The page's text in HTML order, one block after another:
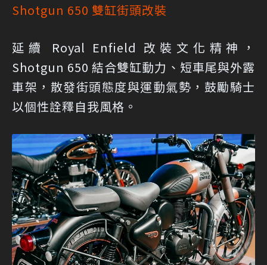
Shotgun 650 雙缸街頭改裝
延續 Royal Enfield 改裝文化精神，
Shotgun 650 結合雙缸動力、短車尾與外露
車架，散發街頭態度與運動氣勢，鼓勵騎士
以個性詮釋自我風格。